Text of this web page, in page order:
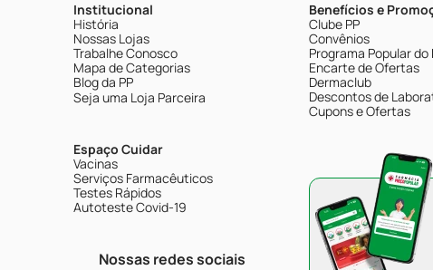
Institucional
História
Nossas Lojas
Trabalhe Conosco
Mapa de Categorias
Blog da PP
Seja uma Loja Parceira
Espaço Cuidar
Vacinas
Serviços Farmacêuticos
Testes Rápidos
Autoteste Covid-19
Nossas redes sociais
Benefícios e
Clube PP
Convênios
Programa Popular do
Encarte de Ofertas
Dermaclub
Descontos de
Cupons e Ofertas